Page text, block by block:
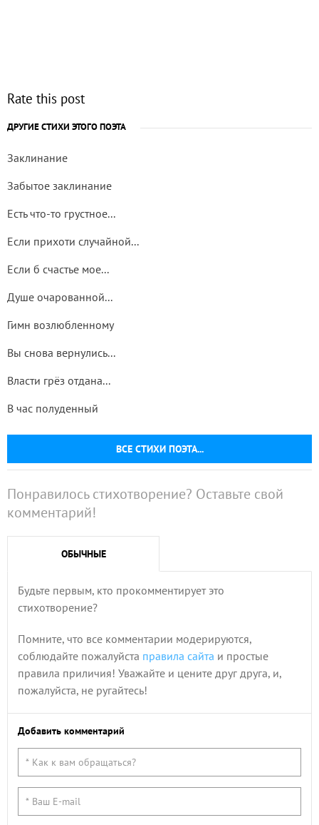
Rate this post
ДРУГИЕ СТИХИ ЭТОГО ПОЭТА
ВСЕ СТИХИ ПОЭТА...
Заклинание
Забытое заклинание
Есть что-то грустное...
Если прихоти случайной...
Если б счастье мое...
Душе очарованной...
Гимн возлюбленному
Вы снова вернулись...
Власти грёз отдана...
В час полуденный
Понравилось стихотворение? Оставьте свой
комментарий!
ОБЫЧНЫЕ
Будьте первым, кто прокомментирует это
стихотворение?
Помните, что все комментарии модерируются,
соблюдайте пожалуйста правила сайта и простые
правила приличия! Уважайте и цените друг друга, и,
пожалуйста, не ругайтесь!
Добавить комментарий